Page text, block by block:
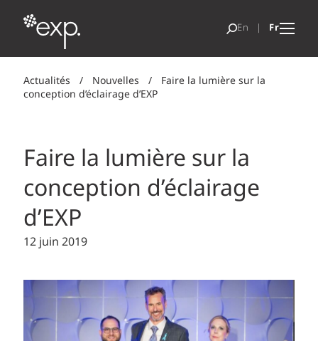
Actualités / Nouvelles /
Faire la lumière sur la
conception d’éclairage d’EXP
Faire la lumière sur la
conception d’éclairage
d’EXP
12 juin 2019